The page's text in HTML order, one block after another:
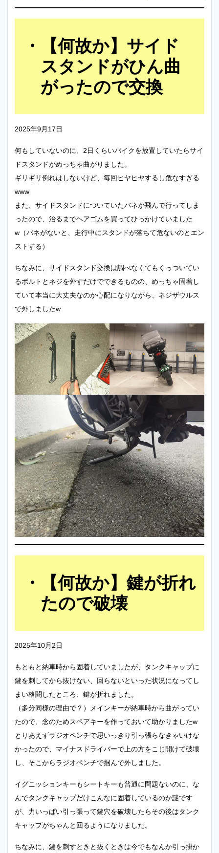
【何故か】サイド
スタンドがひん曲
がったので交換
2025年9月17日
何もしていないのに、2日くらいバイクを放置していたらサイ
ドスタンドがめっちゃ曲がりました。
ギリギリ倒れはしないけど、毎回ヒヤヒヤするし危なすぎる
www
また、サイドスタンドについていたバネが飛んで行ってしま
ったので、治るまでヘアゴムを買ってひっかけていました
w（バネがないと、走行中にスタンドが落ちて危ないのとエン
ストする）
ちなみに、サイドスタンド交換は調べなくてもくっついてい
るボルトとネジを外すだけでできるものの、めっちゃ固着し
ていて本当に大丈夫なのか心配になりながら、ネジザウルス
で外しましたw
【何故か】鍵が折れ
たので破壊
2025年10月2日
もともと納車時から固着していましたが、タンクキャップに
鍵を刺してから抜けない、回らないといった状況になってし
まい格闘したところ、鍵が折れました。
（多分同様の理由で？）メインキーが納車時から曲がってい
たので、念のためスペアキーを作っておいて助かりましたw
とりあえずラジオペンチで思いっきり引っ張らなきゃいけな
かったので、マイナスドライバーで上の方をこじ開けて破壊
し、そこからラジオペンチで掴んで外しました。
イグニッションキーもシートキーも普通に問題ないのに、な
んでタンクキャップだけこんなに固着しているのか謎です
が、力いっぱい引っ張って鍵穴を破壊したらその後はタンク
キャップがちゃんと回るようになりました。
ちなみに、鍵を刺すときと抜くときは今でもなんか引っ掛か